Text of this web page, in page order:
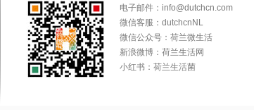
电子邮件：info@dutchcn.com
微信客服：dutchcnNL
微信公众号：荷兰微生活
新浪微博：荷兰生活网
小红书：荷兰生活菌